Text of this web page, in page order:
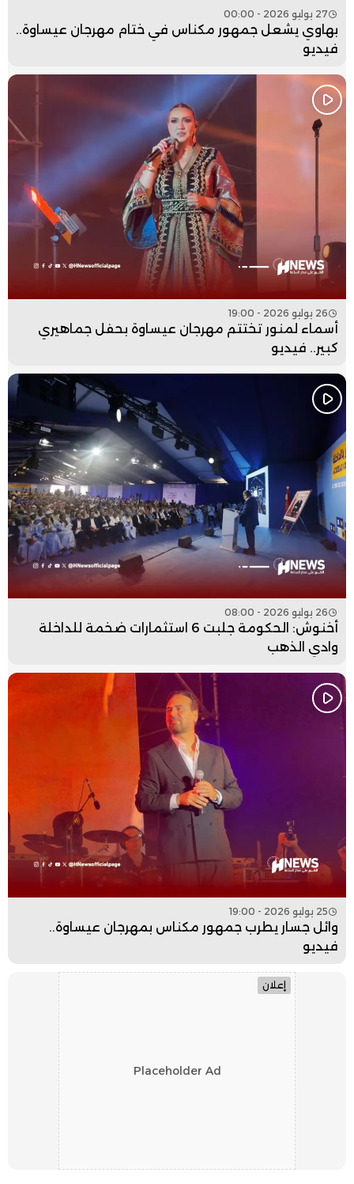
27 يوليو 2026 - 00:00
بهاوي يشعل جمهور مكناس في ختام مهرجان عيساوة..
فيديو
26 يوليو 2026 - 19:00
أسماء لمنور تختتم مهرجان عيساوة بحفل جماهيري
كبير.. فيديو
26 يوليو 2026 - 08:00
أخنوش: الحكومة جلبت 6 استثمارات ضخمة للداخلة
وادي الذهب
25 يوليو 2026 - 19:00
وائل جسار يطرب جمهور مكناس بمهرجان عيساوة..
فيديو
إعلان
Placeholder Ad